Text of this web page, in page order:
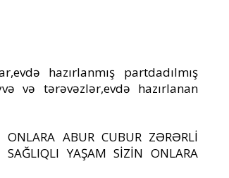
hazırlanmış partdadılmış
və tərəvəzlər,evdə hazırlanan
ABUR CUBUR ZƏRƏRLİ
YAŞAM SİZİN ONLARA